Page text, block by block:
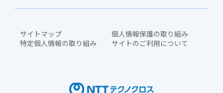
サイトマップ
個人情報保護の取り組み
特定個人情報の取り組み
サイトのご利用について